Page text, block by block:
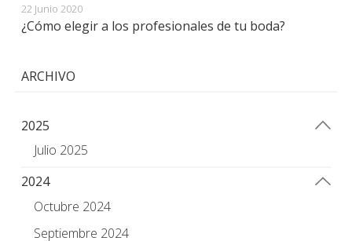
22 Junio 2020
¿Cómo elegir a los profesionales de tu boda?
ARCHIVO
2025
Julio 2025
2024
Octubre 2024
Septiembre 2024